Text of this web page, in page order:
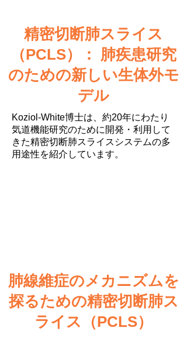
精密切断肺スライス
（PCLS）： 肺疾患研究
のための新しい生体外モ
デル
Koziol-White博士は、約20年にわたり
気道機能研究のために開発・利用して
きた精密切断肺スライスシステムの多
用途性を紹介しています。
肺線維症のメカニズムを
探るための精密切断肺ス
ライス（PCLS）